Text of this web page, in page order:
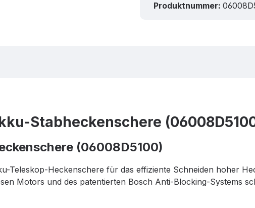
Produktnummer:
Stabheckenschere
(06008D5100)
Teleskop-Heckenschere für das effiziente Schneiden hoher
Motors und des patentierten Bosch Anti-Blocking-Systems